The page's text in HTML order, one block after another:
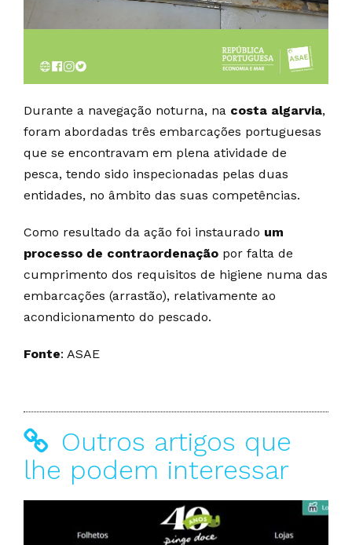
Durante a navegação noturna, na costa algarvia,
foram abordadas três embarcações portuguesas
que se encontravam em plena atividade de
pesca, tendo sido inspecionadas pelas duas
entidades, no âmbito das suas competências.
Como resultado da ação foi instaurado um
processo de contraordenação por falta de
cumprimento dos requisitos de higiene numa das
embarcações (arrastão), relativamente ao
acondicionamento do pescado.
Fonte: ASAE
Outros artigos que
lhe podem interessar